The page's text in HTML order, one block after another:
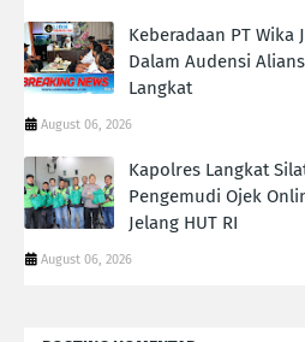
Keberadaan PT
Dalam Audensi
Langkat
August 06, 2026
Kapolres Langkat
Pengemudi Ojek
Jelang HUT RI
August 06, 2026